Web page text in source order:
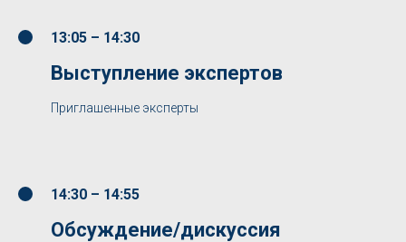
13:05 – 14:30
Выступление экспертов
Приглашенные эксперты
14:30 – 14:55
Обсуждение/дискуссия